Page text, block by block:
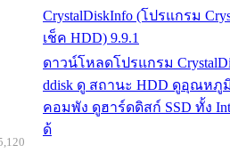
CrystalDiskInfo (โปรแกรม
เช็ค HDD) 9.9.1
ดาวน์โหลดโปรแกรม
ddisk ดู สถานะ HDD ดูอุณหภู
คอมพัง ดูฮาร์ดดิสก์ SSD ทั้ง
ด้